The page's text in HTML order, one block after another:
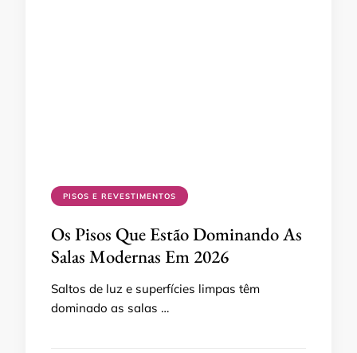
PISOS E REVESTIMENTOS
Os Pisos Que Estão Dominando As
Salas Modernas Em 2026
Saltos de luz e superfícies limpas têm
dominado as salas …